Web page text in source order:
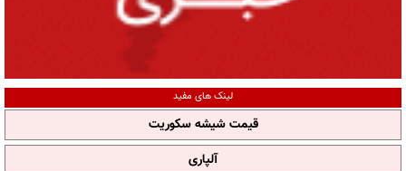
لینک های مفید
قیمت شیشه سکوریت
آلپاری